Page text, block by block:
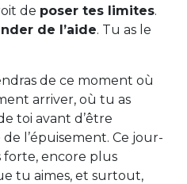
de poser tes limites.
de l’aide. Tu as le
de ce moment où
arriver, où tu as
toi avant d’être
l’épuisement. Ce jour-
forte, encore plus
tu aimes, et surtout,